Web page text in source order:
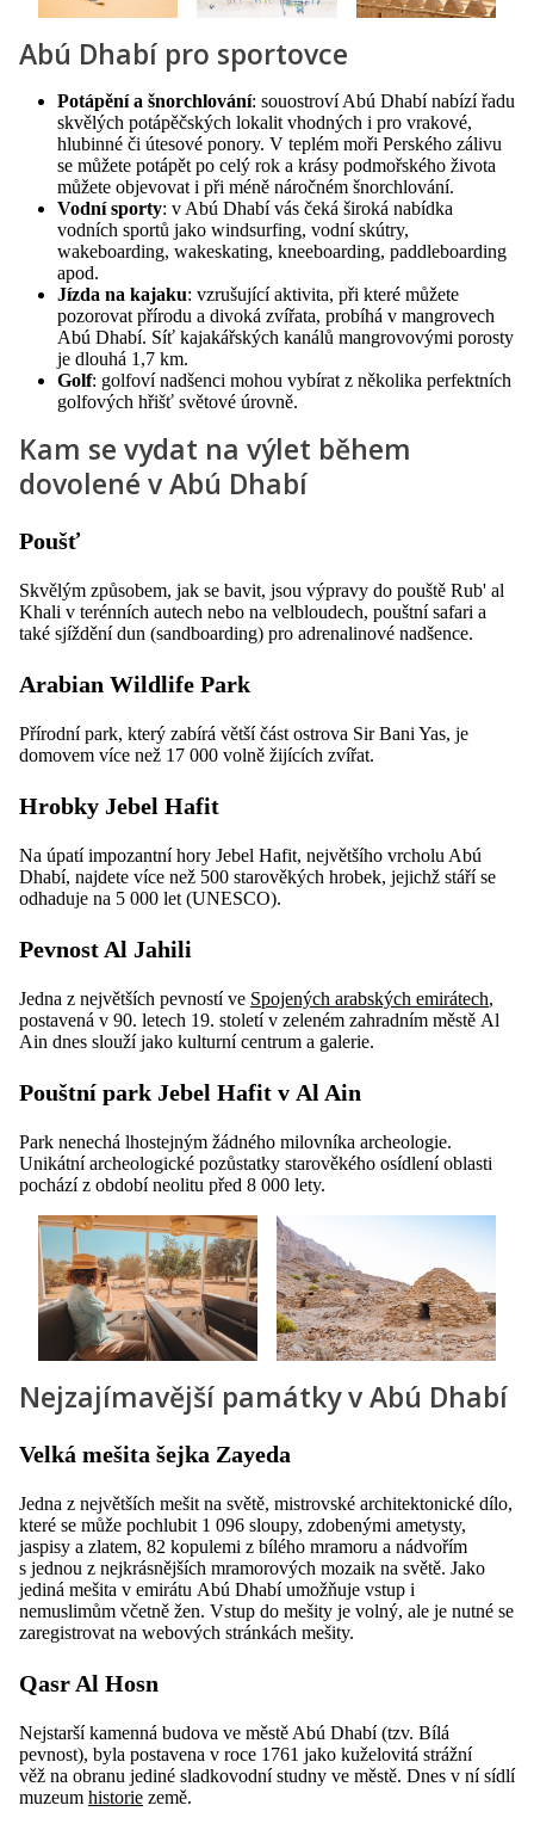
Abú Dhabí pro sportovce
Potápění a šnorchlování: souostroví Abú Dhabí nabízí řadu
skvělých potápěčských lokalit vhodných i pro vrakové,
hlubinné či útesové ponory. V teplém moři Perského zálivu
se můžete potápět po celý rok a krásy podmořského života
můžete objevovat i při méně náročném šnorchlování.
Vodní sporty: v Abú Dhabí vás čeká široká nabídka
vodních sportů jako windsurfing, vodní skútry,
wakeboarding, wakeskating, kneeboarding, paddleboarding
apod.
Jízda na kajaku: vzrušující aktivita, při které můžete
pozorovat přírodu a divoká zvířata, probíhá v mangrovech
Abú Dhabí. Síť kajakářských kanálů mangrovovými porosty
je dlouhá 1,7 km.
Golf: golfoví nadšenci mohou vybírat z několika perfektních
golfových hřišť světové úrovně.
Kam se vydat na výlet během
dovolené v Abú Dhabí
Poušť
Skvělým způsobem, jak se bavit, jsou výpravy do pouště Rub' al
Khali v terénních autech nebo na velbloudech, pouštní safari a
také sjíždění dun (sandboarding) pro adrenalinové nadšence.
Arabian Wildlife Park
Přírodní park, který zabírá větší část ostrova Sir Bani Yas, je
domovem více než 17 000 volně žijících zvířat.
Hrobky Jebel Hafit
Na úpatí impozantní hory Jebel Hafit, největšího vrcholu Abú
Dhabí, najdete více než 500 starověkých hrobek, jejichž stáří se
odhaduje na 5 000 let (UNESCO).
Pevnost Al Jahili
Jedna z největších pevností ve Spojených arabských emirátech,
postavená v 90. letech 19. století v zeleném zahradním městě Al
Ain dnes slouží jako kulturní centrum a galerie.
Pouštní park Jebel Hafit v Al Ain
Park nenechá lhostejným žádného milovníka archeologie.
Unikátní archeologické pozůstatky starověkého osídlení oblasti
pochází z období neolitu před 8 000 lety.
Nejzajímavější památky v Abú Dhabí
Velká mešita šejka Zayeda
Jedna z největších mešit na světě, mistrovské architektonické dílo,
které se může pochlubit 1 096 sloupy, zdobenými ametysty,
jaspisy a zlatem, 82 kopulemi z bílého mramoru a nádvořím
s jednou z nejkrásnějších mramorových mozaik na světě. Jako
jediná mešita v emirátu Abú Dhabí umožňuje vstup i
nemuslimům včetně žen. Vstup do mešity je volný, ale je nutné se
zaregistrovat na webových stránkách mešity.
Qasr Al Hosn
Nejstarší kamenná budova ve městě Abú Dhabí (tzv. Bílá
pevnost), byla postavena v roce 1761 jako kuželovitá strážní
věž na obranu jediné sladkovodní studny ve městě. Dnes v ní sídlí
muzeum historie země.